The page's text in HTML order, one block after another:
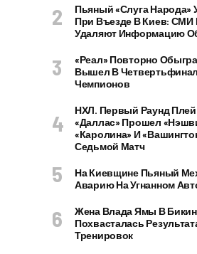
Пьяный «слуга Народа»
При Въезде В Киев: СМИ
Удаляют Информацию
«Реал» Повторно
Вышел В
Чемпионов
НХЛ. Первый Раунд
«Даллас» Прошел
«Каролина» И
Седьмой Матч
На Киевщине Пьяный
Аварию На Угнанном
Жена Влада Ямы В
Похвасталась
Тренировок